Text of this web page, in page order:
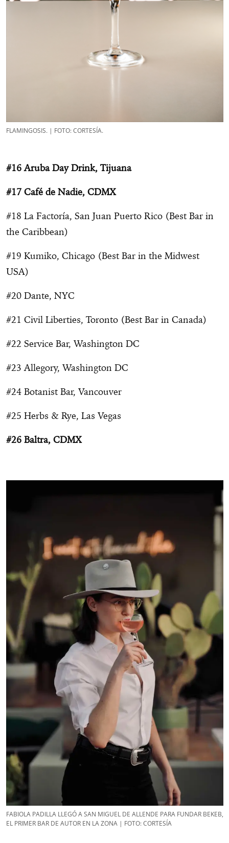
FLAMINGOSIS. | FOTO: CORTESÍA.
#16 Aruba Day Drink, Tijuana
#17 Café de Nadie, CDMX
#18 La Factoría, San Juan Puerto Rico (Best Bar in
the Caribbean)
#19 Kumiko, Chicago (Best Bar in the Midwest
USA)
#20 Dante, NYC
#21 Civil Liberties, Toronto (Best Bar in Canada)
#22 Service Bar, Washington DC
#23 Allegory, Washington DC
#24 Botanist Bar, Vancouver
#25 Herbs & Rye, Las Vegas
#26 Baltra, CDMX
FABIOLA PADILLA LLEGÓ A SAN MIGUEL DE ALLENDE PARA FUNDAR BEKEB,
EL PRIMER BAR DE AUTOR EN LA ZONA | FOTO: CORTESÍA